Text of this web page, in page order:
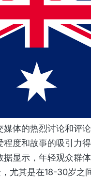
媒体的热烈讨论和评
程度和故事的吸引力
据显示，年轻观众群
尤其是在18-30岁之